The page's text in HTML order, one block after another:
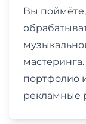
Вы поймёте,
портфолио
рекламные